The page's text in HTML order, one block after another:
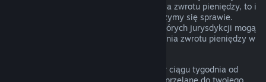
przypadek nie podlega zasadom uzyskania zwrotu pieniędzy, to i
tak możesz o niego poprosić, a my przyjrzymy się sprawie.
Konsumenci zamieszkujący obszary niektórych jurysdykcji mogą
mieć dodatkowe prawa dotyczące uzyskania zwrotu pieniędzy w
Zwrócimy ci całkowitą kwotę pieniężną w ciągu tygodnia od
zatwierdzenia zwrotu. Pieniądze zostaną przelane do twojego